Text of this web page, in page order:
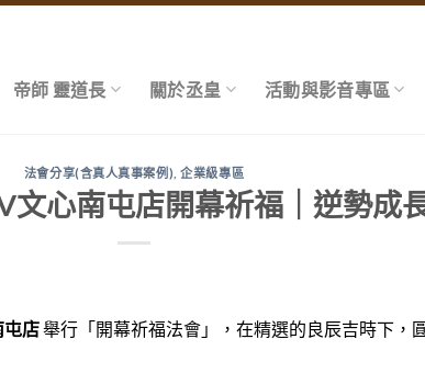
帝師 靈道長
關於丞皇 活動與影音專區
法會分享(含真人真事案例) ,企業級專區
文心南屯店開幕祈福｜逆勢成
屯店舉行「開幕祈福法會」，在精選的良辰吉時下，